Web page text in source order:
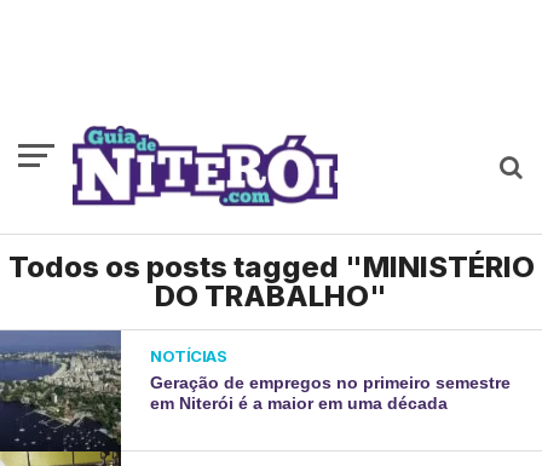
Todos os posts tagged "MINISTÉRIO
DO TRABALHO"
NOTÍCIAS
Geração de empregos no primeiro semestre
em Niterói é a maior em uma década